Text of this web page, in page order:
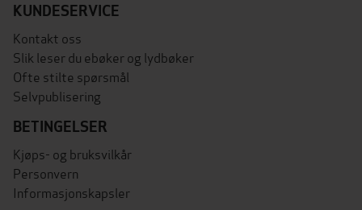
KUNDESERVICE
Kontakt oss
Slik leser du ebøker og lydbøker
Ofte stilte spørsmål
Selvpublisering
BETINGELSER
Kjøps- og bruksvilkår
Personvern
Informasjonskapsler